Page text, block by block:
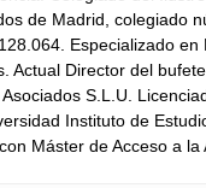
de Madrid, colegiado
Especializado en
Actual Director del
S.L.U.
Instituto de
Máster de Acceso a la